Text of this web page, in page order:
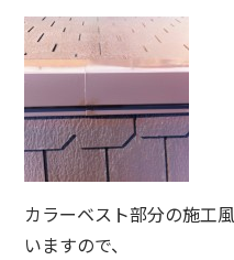
カラーベスト部分の施工
いますので、